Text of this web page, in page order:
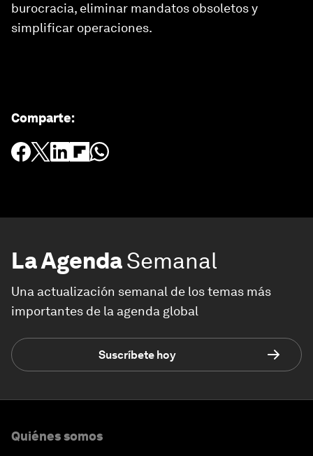
burocracia, eliminar mandatos obsoletos y
simplificar operaciones.
Comparte:
La AgendaSemanal
Una actualización semanal de los temas más
importantes de la agenda global
Suscríbete hoy
Quiénes somos